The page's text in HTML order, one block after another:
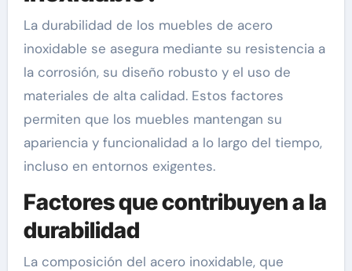
La durabilidad de los muebles de acero
inoxidable se asegura mediante su resistencia a
la corrosión, su diseño robusto y el uso de
materiales de alta calidad. Estos factores
permiten que los muebles mantengan su
apariencia y funcionalidad a lo largo del tiempo,
incluso en entornos exigentes.
Factores que contribuyen a la
durabilidad
La composición del acero inoxidable, que